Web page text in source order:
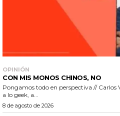
OPINIÓN
CON MIS MONOS CHINOS, NO
Pongamos todo en perspectiva //
a lo geek, a...
8 de agosto de 2026